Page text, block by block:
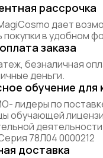
рассрочка
дает
в удобном
заказа
безналичная
деньги.
обучение для
лидеры по
обучающей
78Л04 0000212
доставка